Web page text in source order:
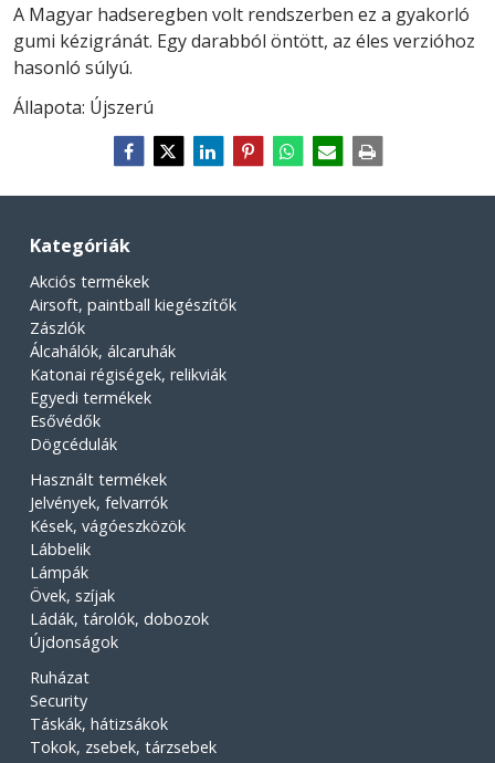
A Magyar hadseregben volt rendszerben ez a gyakorló
gumi kézigránát. Egy darabból öntött, az éles verzióhoz
hasonló súlyú.
Állapota: Újszerú
Kategóriák
Akciós termékek
Airsoft, paintball kiegészítők
Zászlók
Álcahálók, álcaruhák
Katonai régiségek, relikviák
Egyedi termékek
Esővédők
Dögcédulák
Használt termékek
Jelvények, felvarrók
Kések, vágóeszközök
Lábbelik
Lámpák
Övek, szíjak
Ládák, tárolók, dobozok
Újdonságok
Ruházat
Security
Táskák, hátizsákok
Tokok, zsebek, tárzsebek